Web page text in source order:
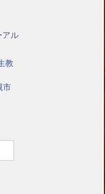
アル
教
市